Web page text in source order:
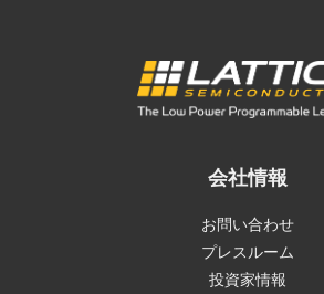
会社情報
お問い合わせ
プレスルーム
投資家情報